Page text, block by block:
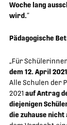
Woche lang
wird.“
Pädagogische
„Für
dem 12. April
Alle Schulen der
2021 auf Antrag
diejenigen
die zuhause